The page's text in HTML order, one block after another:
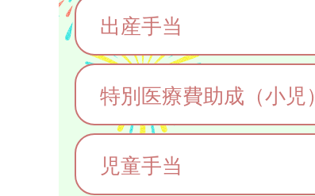
出産手当
特別医療費助成（小児）
児童手当